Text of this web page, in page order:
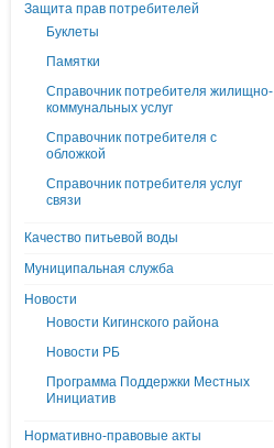
Защита прав потребителей
Буклеты
Памятки
Справочник потребителя жилищно-
коммунальных услуг
Справочник потребителя с
обложкой
Справочник потребителя услуг
связи
Качество питьевой воды
Муниципальная служба
Новости
Новости Кигинского района
Новости РБ
Программа Поддержки Местных
Инициатив
Нормативно-правовые акты